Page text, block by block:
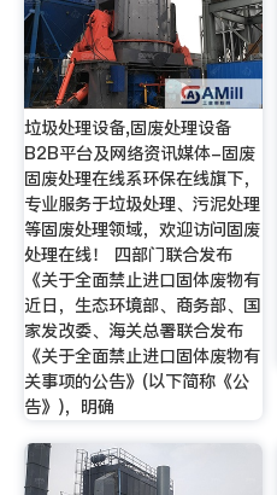
垃圾处理设备,固废处理设备
B2B平台及网络资讯媒体-固废
固废处理在线系环保在线旗下，
专业服务于垃圾处理、污泥处理
等固废处理领域，欢迎访问固废
处理在线！ 四部门联合发布
《关于全面禁止进口固体废物有
近日，生态环境部、商务部、国
家发改委、海关总署联合发布
《关于全面禁止进口固体废物有
关事项的公告》(以下简称《公
告》)，明确